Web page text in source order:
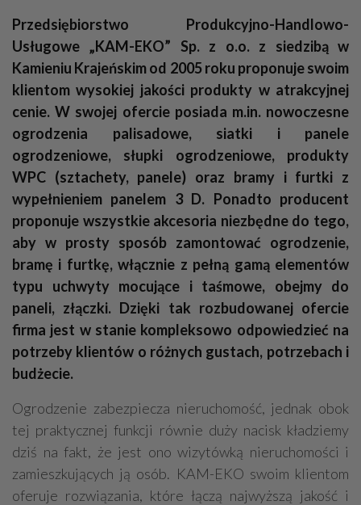
Przedsiębiorstwo Produkcyjno-Handlowo-
Usługowe „KAM-EKO” Sp. z o.o. z siedzibą w
Kamieniu Krajeńskim od 2005 roku proponuje swoim
klientom wysokiej jakości produkty w atrakcyjnej
cenie. W swojej ofercie posiada m.in. nowoczesne
ogrodzenia palisadowe, siatki i panele
ogrodzeniowe, słupki ogrodzeniowe, produkty
WPC (sztachety, panele) oraz bramy i furtki z
wypełnieniem panelem 3 D. Ponadto producent
proponuje wszystkie akcesoria niezbędne do tego,
aby w prosty sposób zamontować ogrodzenie,
bramę i furtkę, włącznie z pełną gamą elementów
typu uchwyty mocujące i taśmowe, obejmy do
paneli, złączki. Dzięki tak rozbudowanej ofercie
firma jest w stanie kompleksowo odpowiedzieć na
potrzeby klientów o różnych gustach, potrzebach i
budżecie.
Ogrodzenie zabezpiecza nieruchomość, jednak obok
tej praktycznej funkcji równie duży nacisk kładziemy
dziś na fakt, że jest ono wizytówką nieruchomości i
zamieszkujących ją osób. KAM-EKO swoim klientom
oferuje rozwiązania, które łączą najwyższą jakość i